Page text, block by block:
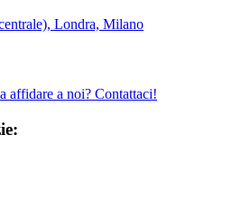
Londra, Milano
affidare a noi? Contattaci!